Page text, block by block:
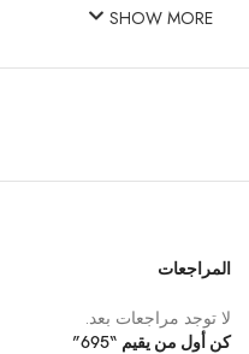
SHOW MORE
المراجعات
لا توجد مراجعات بعد.
كن أول من يقيم “695”